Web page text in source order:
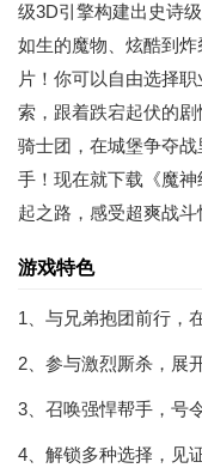
级3D引擎构建出史诗
如生的魔物、炫酷到
片！你可以自由选择
索，跟着跌宕起伏的
骑士团，在城堡争夺
手！现在就下载《魔
起之路，感受超爽战斗
游戏特色
1、与兄弟抱团前行，
2、参与激烈厮杀，展
3、召唤强悍帮手，号
4、解锁多种选择，见